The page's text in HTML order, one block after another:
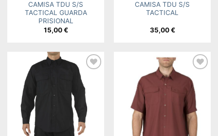
CAMISA TDU S/S
TACTICAL GUARDA
PRISIONAL
15,00€
CAMISA TDU S/S
TACTICAL
35,00€
Add to
wishlist
Add to
wishlist